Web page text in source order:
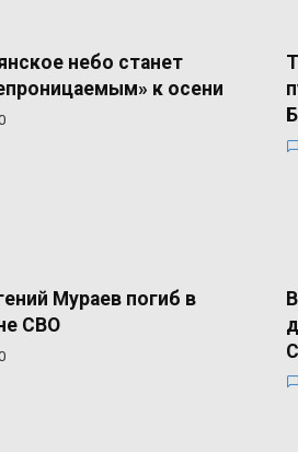
небо станет
к осени
Мураев погиб в
СВО